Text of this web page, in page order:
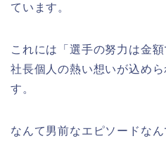
ています。
これには「選手の努力は金
社長個人の熱い想いが込め
す。
なんて男前なエピソードなん